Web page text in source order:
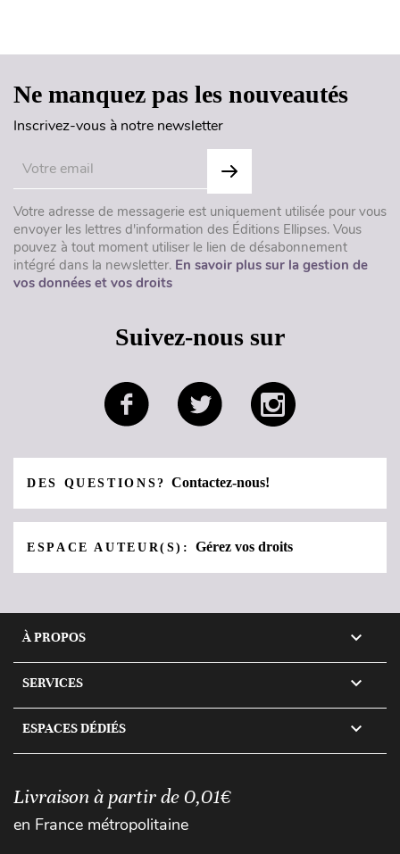
Ne manquez pas les nouveautés
Inscrivez-vous à notre newsletter
Votre adresse de messagerie est uniquement utilisée pour vous
envoyer les lettres d'information des Éditions Ellipses. Vous
pouvez à tout moment utiliser le lien de désabonnement
intégré dans la newsletter. En savoir plus sur la gestion de
vos données et vos droits
Suivez-nous sur
DES QUESTIONS?Contactez-nous!
ESPACE AUTEUR(S):Gérez vos droits
À PROPOS 
SERVICES 
ESPACES DÉDIÉS 
Livraison à partir de 0,01€
en France métropolitaine